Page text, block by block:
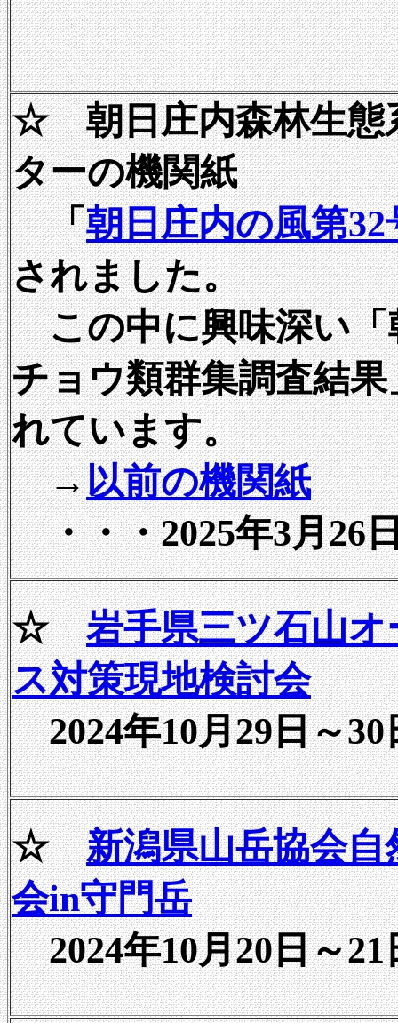
☆ 朝日庄内森林生態
ターの機関紙
「朝日庄内の風第32
されました。
この中に興味深い「
チョウ類群集調査結
れています。
→以前の機関紙
・・・2025年3月26
☆岩手県三ツ石山
ス対策現地検討会
2024年10月29日～30
☆新潟県山岳協会自
会in守門岳
2024年10月20日～21